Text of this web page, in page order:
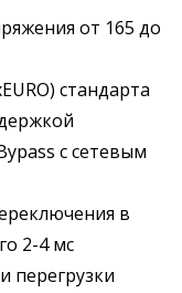
от 165 до
стандарта
с сетевым
в
2-4 мс
перегрузки